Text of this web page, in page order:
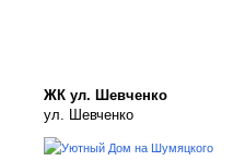
ЖК ул. Шевченко
ул. Шевченко